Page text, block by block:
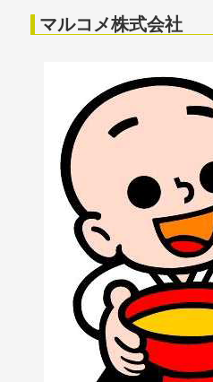
マルコメ株式会社